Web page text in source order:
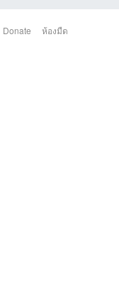
Donate ห้องมืด